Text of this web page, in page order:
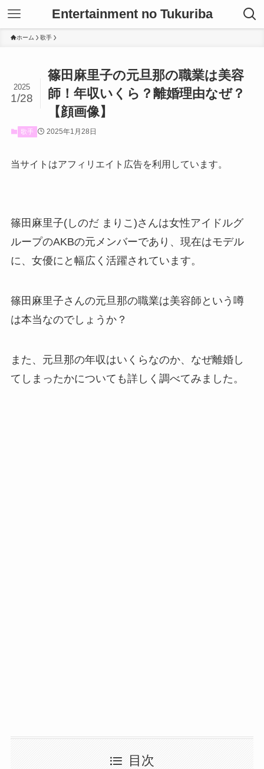
Entertainment no Tukuriba
ホーム 歌手
篠田麻里子の元旦那の職業は美容
師！年収いくら？離婚理由なぜ？
【顔画像】
2025
1/28
歌手 2025年1月28日
当サイトはアフィリエイト広告を利用しています。
篠田麻里子(しのだ まりこ)さんは女性アイドルグ
ループのAKBの元メンバーであり、現在はモデル
に、女優にと幅広く活躍されています。
篠田麻里子さんの元旦那の職業は美容師という噂
は本当なのでしょうか？
また、元旦那の年収はいくらなのか、なぜ離婚し
てしまったかについても詳しく調べてみました。
目次